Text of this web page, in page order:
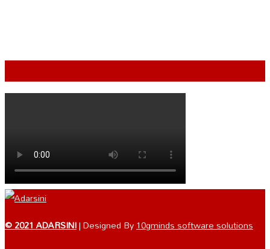
© 2021 ADARSINI| Designed By10gminds software solutions